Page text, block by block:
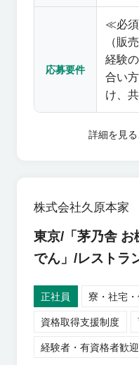
ブラ
を持
ます
てい
喜びで
は5日
いる
「こ
と驚
す。 【キャリアパス】 女性の活
です
育休
柔軟
イル
ただ
ろ」
き合
ま」
重ね
が増
客が
てい
店舗
リア
成、
タッ
値を
応募要件
≪必
（販
経験
合い
け、
・当
経験
詳細を見る
株式会社久原本家
東京/「茅乃舎 お
でん」/レストラ
正社員 寮・社宅
資格取得支援制度
経験者・有資格者歓迎